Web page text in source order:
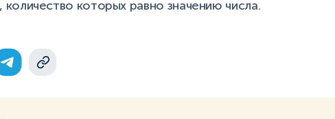
количество которых равно значению числа.